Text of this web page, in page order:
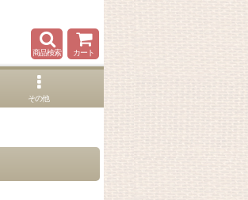
商品検索 カート
その他